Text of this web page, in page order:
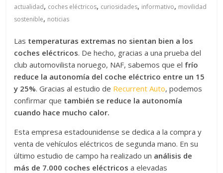
actualidad, coches eléctricos, curiosidades, informativo, movilidad
sostenible, noticias
Las temperaturas extremas no sientan bien a los
coches eléctricos. De hecho, gracias a una prueba del
club automovilista noruego, NAF, sabemos que el frío
reduce la autonomía del coche eléctrico entre un 15
y 25%. Gracias al estudio de Recurrent Auto, podemos
confirmar que también se reduce la autonomía
cuando hace mucho calor.
Esta empresa estadounidense se dedica a la compra y
venta de vehículos eléctricos de segunda mano. En su
último estudio de campo ha realizado un análisis de
más de 7.000 coches eléctricos a elevadas